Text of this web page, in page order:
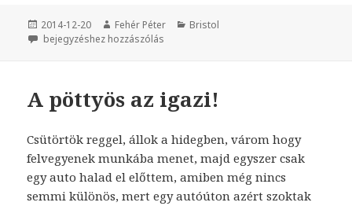
Közzétéve
2014-12-20 Szerző
Fehér Péter Kategória
Bristol
Chicksmas 2014 – Csirkarácsony :D
bejegyzéshez hozzászólás
A pöttyös az igazi!
Csütörtök reggel, állok a hidegben, várom hogy
felvegyenek munkába menet, majd egyszer csak
egy auto halad el előttem, amiben még nincs
semmi különös, mert egy autóúton azért szoktak